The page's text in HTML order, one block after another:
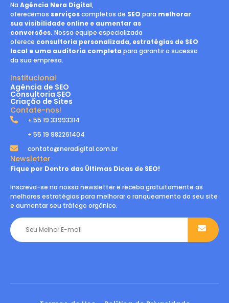
Na Agência Nera Digital,
oferecemos serviçoscompletos de SEO para melhorar
sua visibilidade online e aumentar as
conversões. Nossa equipe especializada
oferece consultoria personalizada, estratégias de SEO
local e uma auditoria completa para garantir o sucesso
da sua empresa.
Institucional
Agência de SEO
Consultoria SEO
Criação de Sites
Contate-nos!
+ 55 19 33993314
+ 55 19 982261404
contato@neradigital.com.br
Newsletter
Fique por Dentro das Últimas Dicas de SEO!
Inscreva-se na nossa newsletter e receba gratuitamente as
melhores estratégias para melhorar o ranqueamento do seu site
e aumentar seu tráfego orgânico.